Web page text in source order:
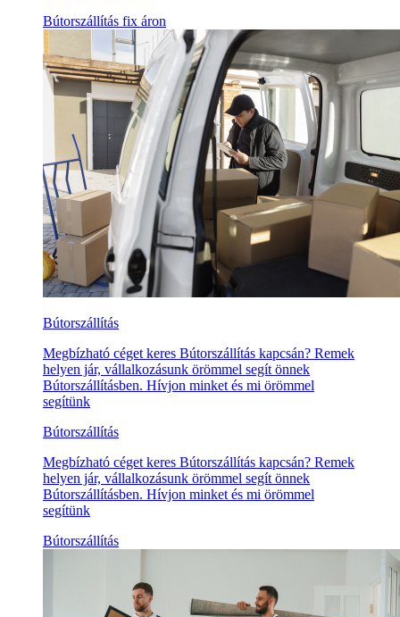
Bútorszállítás fix áron
Bútorszállítás
Megbízható céget keres Bútorszállítás kapcsán? Remek
helyen jár, vállalkozásunk örömmel segít önnek
Bútorszállításben. Hívjon minket és mi örömmel
segítünk
Bútorszállítás
Megbízható céget keres Bútorszállítás kapcsán? Remek
helyen jár, vállalkozásunk örömmel segít önnek
Bútorszállításben. Hívjon minket és mi örömmel
segítünk
Bútorszállítás